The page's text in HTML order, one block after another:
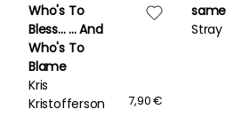
Who's To
Bless... ... And
Who's To
Blame
Kris
Kristofferson
7,90 €
same
Stray